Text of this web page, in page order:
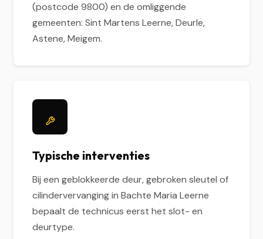
(postcode 9800) en de omliggende
gemeenten: Sint Martens Leerne, Deurle,
Astene, Meigem.
Typische interventies
Bij een geblokkeerde deur, gebroken sleutel of
cilindervervanging in Bachte Maria Leerne
bepaalt de technicus eerst het slot- en
deurtype.